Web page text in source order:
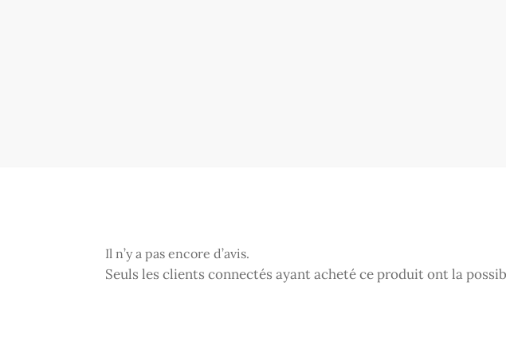
Il n’y a pas encore d’avis.
Seuls les clients connectés ayant acheté ce produit ont la